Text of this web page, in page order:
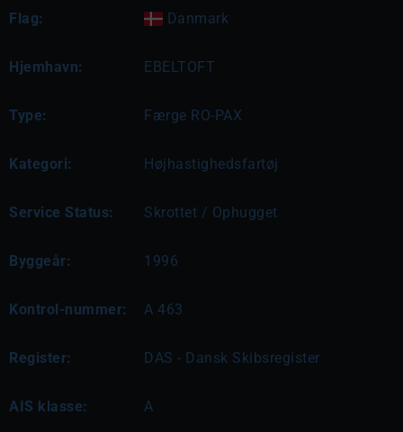
Flag: Danmark
Hjemhavn: EBELTOFT
Type: Færge RO-PAX
Kategori: Højhastighedsfartøj
Service Status: Skrottet / Ophugget
Byggeår: 1996
Kontrol-nummer: A 463
Register: DAS - Dansk Skibsregister
AIS klasse: A